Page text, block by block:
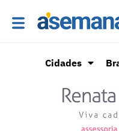
Cidades